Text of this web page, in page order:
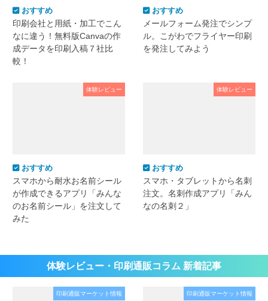
おすすめ
印刷会社と用紙・加工でこん
なに違う！無料版Canvaの作
成データを印刷入稿７社比
較！
おすすめ
メールフォーム発注でシンプ
ル。こがわでフライヤー印刷
を発注してみよう
体験レビュー
おすすめ
スマホから耐水お名前シール
が作成できるアプリ「みんな
のお名前シール」を注文して
みた
体験レビュー
おすすめ
スマホ・タブレットから名刺
注文。名刺作成アプリ「みん
なの名刺２」
体験レビュー・印刷通販コラム 新着記事
印刷通販マーケット情報 印刷通販マーケット情報